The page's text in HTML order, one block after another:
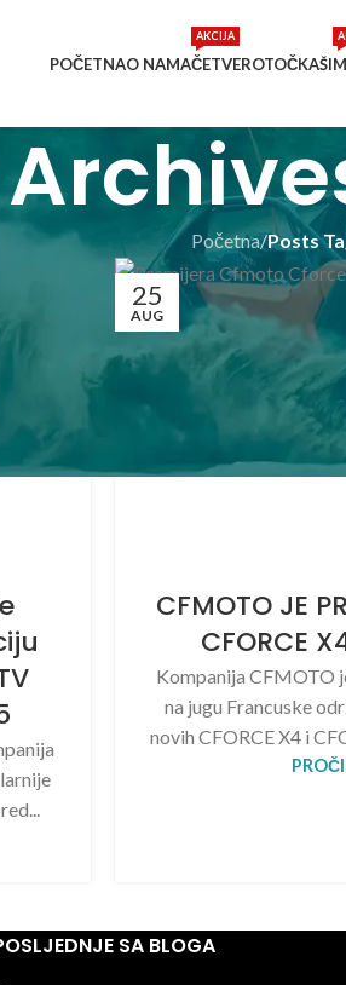
POČETNAO NAMAČETVEROTOČKAŠI
AKCIJA
Početna/Posts
25
AUG
CFMOTO JE
CFORCE
Kompanija CFMOTO
na jugu Francuske
novih CFORCE X4 i
SA BLOGA